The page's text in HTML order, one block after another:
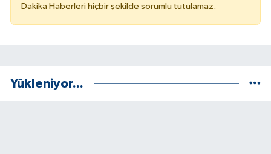
Dakika Haberleri hiçbir şekilde sorumlu tutulamaz.
Yükleniyor...